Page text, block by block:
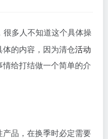
很多人不知道这个具体操
的内容，因为清仓活动
给打结做一个简单的介
品，在换季时必定需要